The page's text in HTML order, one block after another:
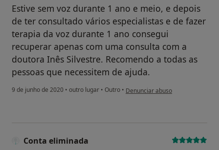
Estive sem voz durante 1 ano e meio, e depois
de ter consultado vários especialistas e de fazer
terapia da voz durante 1 ano consegui
recuperar apenas com uma consulta com a
doutora Inês Silvestre. Recomendo a todas as
pessoas que necessitem de ajuda.
9 de junho de 2020 • outro lugar • Outro • na opinião do utilizador Elisabete
Denunciar abuso
Conta eliminada